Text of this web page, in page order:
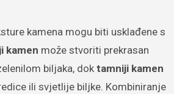
kamena mogu biti usklađene s
kamen može stvoriti prekrasan
biljaka, dok tamniji kamen
ili svjetlije biljke. Kombiniranje